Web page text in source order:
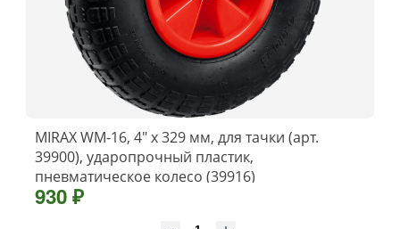
MIRAX WM-16, 4″ х 329 мм, для тачки (арт.
39900), ударопрочный пластик,
пневматическое колесо (39916)
930 ₽